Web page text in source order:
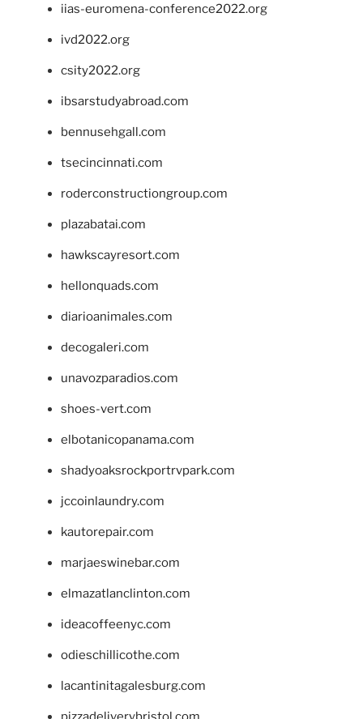
iias-euromena-conference2022.org
ivd2022.org
csity2022.org
ibsarstudyabroad.com
bennusehgall.com
tsecincinnati.com
roderconstructiongroup.com
plazabatai.com
hawkscayresort.com
hellonquads.com
diarioanimales.com
decogaleri.com
unavozparadios.com
shoes-vert.com
elbotanicopanama.com
shadyoaksrockportrvpark.com
jccoinlaundry.com
kautorepair.com
marjaeswinebar.com
elmazatlanclinton.com
ideacoffeenyc.com
odieschillicothe.com
lacantinitagalesburg.com